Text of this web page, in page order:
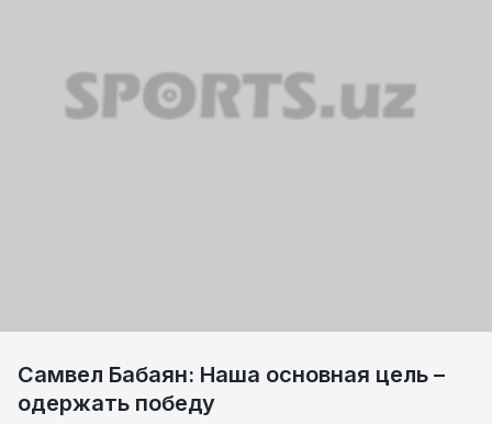
Самвел Бабаян: Наша основная цель –
одержать победу